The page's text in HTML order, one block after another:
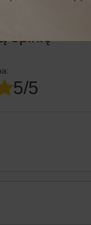
opinię
5/5